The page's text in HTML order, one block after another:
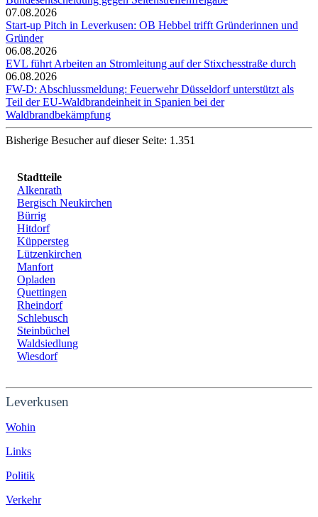
07.08.2026
Start-up Pitch in Leverkusen: OB Hebbel trifft Gründerinnen und
Gründer
06.08.2026
EVL führt Arbeiten an Stromleitung auf der Stixchesstraße durch
06.08.2026
FW-D: Abschlussmeldung: Feuerwehr Düsseldorf unterstützt als
Teil der EU-Waldbrandeinheit in Spanien bei der
Waldbrandbekämpfung
Bisherige Besucher auf dieser Seite: 1.351
Stadtteile
Alkenrath
Bergisch Neukirchen
Bürrig
Hitdorf
Küppersteg
Lützenkirchen
Manfort
Opladen
Quettingen
Rheindorf
Schlebusch
Steinbüchel
Waldsiedlung
Wiesdorf
Leverkusen
Wohin
Links
Politik
Verkehr